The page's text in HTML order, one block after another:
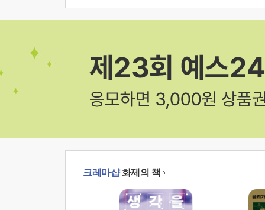
크레마샵화제의 책